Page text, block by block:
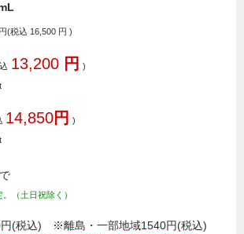
円(税込 16,500 円 )
13,200 円 )
14,850円 )
（土日祝除く）
円(税込) ※離島・一部地域1540円(税込)